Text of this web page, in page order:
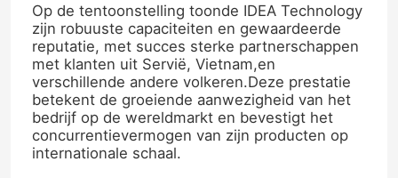
Op de tentoonstelling toonde IDEA Technology
zijn robuuste capaciteiten en gewaardeerde
reputatie, met succes sterke partnerschappen
met klanten uit Servië, Vietnam,en
verschillende andere volkeren.Deze prestatie
betekent de groeiende aanwezigheid van het
bedrijf op de wereldmarkt en bevestigt het
concurrentievermogen van zijn producten op
internationale schaal.